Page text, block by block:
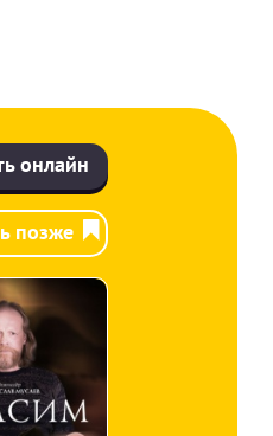
онлайн
позже